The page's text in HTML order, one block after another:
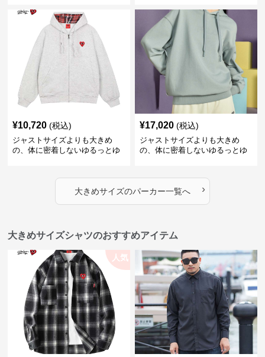
ゆったりハッピーハート ジップ
アップパーカー
¥10,720 (税込)
ジャストサイズよりも大きめ
の、体に密着しないゆるっとゆ
アップパーカー
¥17,020 (税込)
ジャストサイズよりも大きめ
の、体に密着しないゆるっとゆ
大きめサイズのパーカー一覧へ ›
大きめサイズシャツのおすすめアイテム
人気